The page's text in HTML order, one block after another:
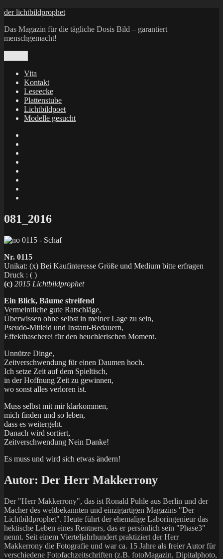
Zum
springen
der lichtbildprophet
Das Magazin für die tägliche Dosis Bild – garantiert
menschgemacht!
Vita
Kontakt
Leseecke
Plattenstube
Lichtbildpoet
Modelle gesucht
X
081_2016
Nr. 0115
Unikat: (x) Bei Kaufinteresse Größe und Medium bitte erfragen
Druck : ( )
(c) 2015 Lichtbildprophet
Ein Blick, Bäume streifend
Vermeintliche gute Ratschläge,
Überwissen ohne selbst in meiner Lage zu sein,
Pseudo-Mitleid und Instant-Bedauern,
Effekthascherei für den heuchlerischen Moment.
Unnütze Dinge,
Zeitverschwendung für einen Daumen hoch.
Ich setze Zeit auf dem Spieltisch,
in der Hoffnung Zeit zu gewinnen,
wo sonst alles verloren ist.
Muss selbst mit mir klarkommen,
mich finden und so leben,
dass es weitergeht.
Danach wird sortiert,
Zeitverschwendung Nein Danke!
Es muss und wird sich etwas ändern!
Autor: Der Herr Makkerrony
Der "Herr Makkerrony", das ist Ronald Puhle aus Berlin und der
Macher des weltbekannten und einzigartigen Magazins "Der
Lichtbildprophet". Heute führt der ehemalige Laboringenieur das
hektische Leben eines Rentners, das er persönlich sein "Phase3"
nennt. Seit einem Vierteljahrhundert praktiziert der Herr
Makkerrony die Fotografie und war ca. 15 Jahre als freier Autor für
verschiedene Fotofachzeitschriften (z.B. fotoMagazin, Dipitalphoto,